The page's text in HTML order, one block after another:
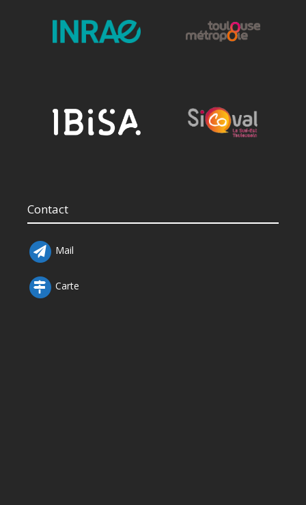
Contact
Mail
Carte